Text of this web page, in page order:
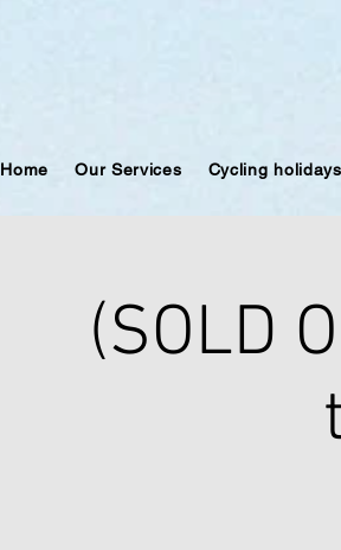
Home Our Services Cycling holidays
(SOLD